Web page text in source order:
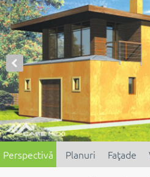
Perspectivă Planuri Faţade